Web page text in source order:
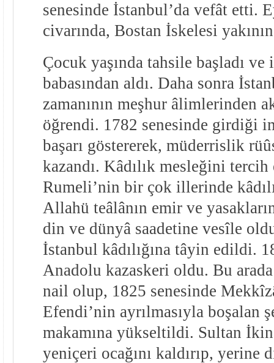
senesinde İstanbul’da vefât etti.
civarında, Bostan İskelesi
Çocuk yaşında tahsile başladı
babasından aldı. Daha sonra
zamanının meşhur âlimlerinden
öğrendi. 1782 senesinde girdiği
başarı göstererek, müderrislik
kazandı. Kâdılık mesleğini
Rumeli’nin bir çok illerinde
Allahü teâlânın emir ve
din ve dünyâ saadetine vesîle
İstanbul kâdılığına tâyin edildi.
Anadolu kazaskeri oldu. Bu
nail olup, 1825 senesinde
Efendi’nin ayrılmasıyla boşalan
makamına yükseltildi. Sultan
yeniçeri ocağını kaldırıp,